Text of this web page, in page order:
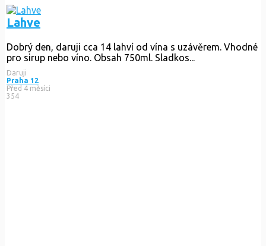
Lahve
Dobrý den, daruji cca 14 lahví od vína s uzávěrem. Vhodné
pro sirup nebo víno. Obsah 750ml. Sladkos...
Daruji
Praha 12
Před 4 měsíci
354